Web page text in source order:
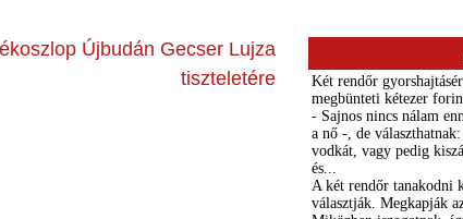
Újbudán Gecser Lujza
tiszteletére